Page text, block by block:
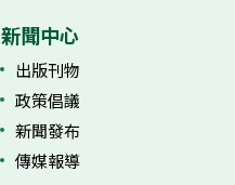
新聞中心
出版刊物
政策倡議
新聞發布
傳媒報導